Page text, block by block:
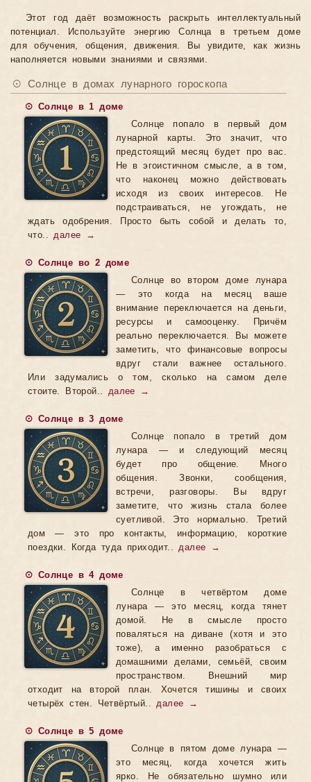
Этот год даёт возможность раскрыть интеллектуальный
потенциал. Используйте энергию Солнца в третьем доме
для обучения, общения, движения. Вы увидите, как жизнь
наполняется новыми знаниями и связями.
☉ Солнце в домах лунарного гороскопа
☉ Солнце в 1 доме
Солнце попало в первый дом
лунарной карты. Это значит, что
предстоящий месяц будет про вас.
Не в эгоистичном смысле, а в том,
что наконец можно действовать
исходя из своих интересов. Не
подстраиваться, не угождать, не
ждать одобрения. Просто быть собой и делать то,
что..далее →
☉ Солнце во 2 доме
Солнце во втором доме лунара
— это когда на месяц ваше
внимание переключается на деньги,
ресурсы и самооценку. Причём
реально переключается. Вы можете
заметить, что финансовые вопросы
вдруг стали важнее остального.
Или задумались о том, сколько на самом деле
стоите. Второй.. далее →
☉ Солнце в 3 доме
Солнце попало в третий дом
лунара — и следующий месяц
будет про общение. Много
общения. Звонки, сообщения,
встречи, разговоры. Вы вдруг
заметите, что жизнь стала более
суетливой. Это нормально. Третий
дом — это про контакты, информацию, короткие
поездки. Когда туда приходит..далее →
☉ Солнце в 4 доме
Солнце в четвёртом доме
лунара — это месяц, когда тянет
домой. Не в смысле просто
поваляться на диване (хотя и это
тоже), а именно разобраться с
домашними делами, семьёй, своим
пространством. Внешний мир
отходит на второй план. Хочется тишины и своих
четырёх стен. Четвёртый..далее →
☉ Солнце в 5 доме
Солнце в пятом доме лунара —
это месяц, когда хочется жить
ярко. Не обязательно шумно или